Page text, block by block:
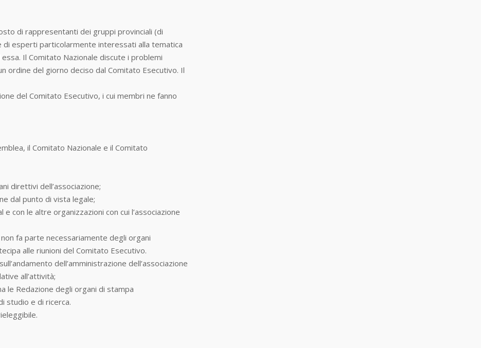
di rappresentanti dei gruppi provinciali (di
esperti particolarmente interessati alla tematica
Il Comitato Nazionale discute i problemi
ordine del giorno deciso dal Comitato Esecutivo. Il
del Comitato Esecutivo, i cui membri ne fanno
il Comitato Nazionale e il Comitato
direttivi dell’associazione;
dal punto di vista legale;
con le altre organizzazioni con cui l’associazione
fa parte necessariamente degli organi
alle riunioni del Comitato Esecutivo.
dell’amministrazione dell’associazione
all’attività;
le Redazione degli organi di stampa
studio e di ricerca.